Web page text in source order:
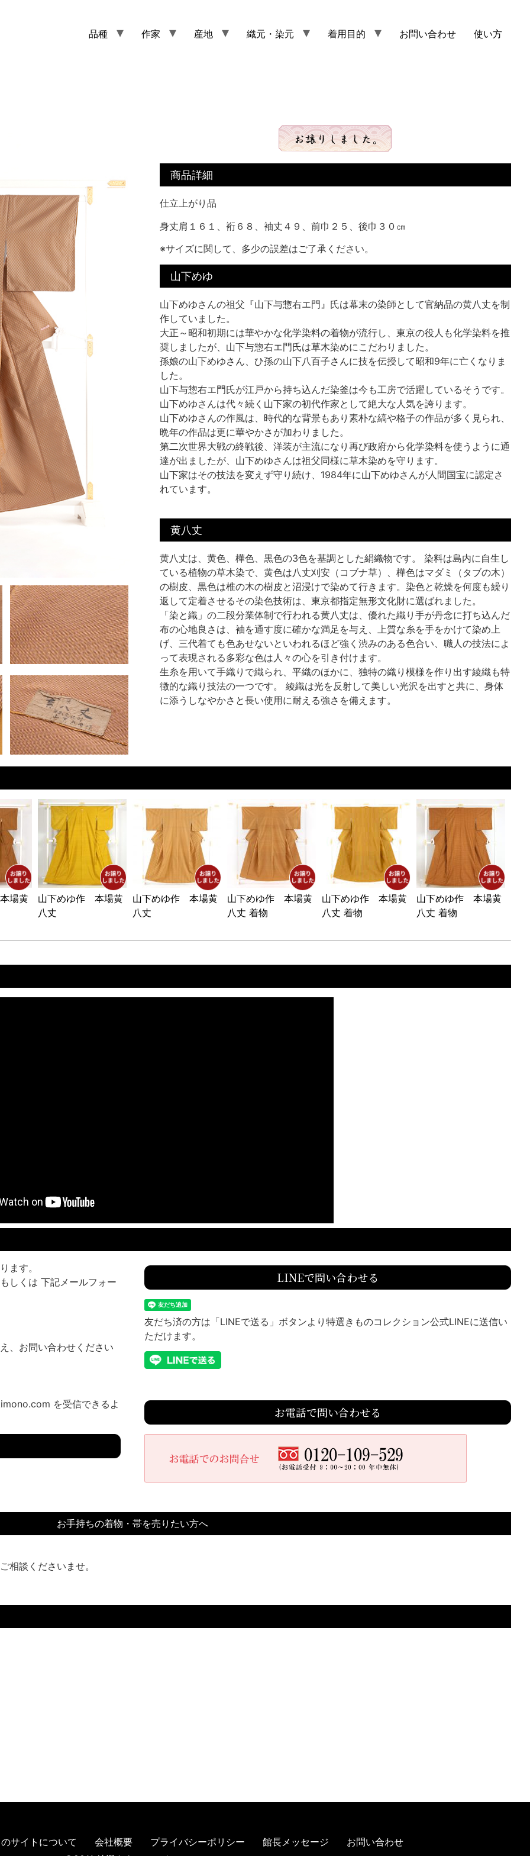
品種 作家 産地 織元・染元 着用目的 お問い合わせ 使い方
商品詳細
仕立上がり品
身丈肩１６１、裄６８、袖丈４９、前巾２５、後巾３０㎝
※サイズに関して、多少の誤差はご了承ください。
山下めゆ
山下めゆさんの祖父『山下与惣右エ門』氏は幕末の染師として官納品の黄八丈を制
作していました。
大正～昭和初期には華やかな化学染料の着物が流行し、東京の役人も化学染料を推
奨しましたが、山下与惣右エ門氏は草木染めにこだわりました。
孫娘の山下めゆさん、ひ孫の山下八百子さんに技を伝授して昭和9年に亡くなりま
した。
山下与惣右エ門氏が江戸から持ち込んだ染釜は今も工房で活躍しているそうです。
山下めゆさんは代々続く山下家の初代作家として絶大な人気を誇ります。
山下めゆさんの作風は、時代的な背景もあり素朴な縞や格子の作品が多く見られ、
晩年の作品は更に華やかさが加わりました。
第二次世界大戦の終戦後、洋装が主流になり再び政府から化学染料を使うように通
達が出ましたが、山下めゆさんは祖父同様に草木染めを守ります。
山下家はその技法を変えず守り続け、1984年に山下めゆさんが人間国宝に認定さ
れています。
黄八丈
黄八丈は、黄色、樺色、黒色の3色を基調とした絹織物です。 染料は島内に自生し
ている植物の草木染で、黄色は八丈刈安（コブナ草）、樺色はマダミ（タブの木）
の樹皮、黒色は椎の木の樹皮と沼浸けで染めて行きます。染色と乾燥を何度も繰り
返して定着させるその染色技術は、東京都指定無形文化財に選ばれました。
「染と織」の二段分業体制で行われる黄八丈は、優れた織り手が丹念に打ち込んだ
布の心地良さは、袖を通す度に確かな満足を与え、上質な糸を手をかけて染め上
げ、三代着ても色あせないといわれるほど強く渋みのある色合い、職人の技法によ
って表現される多彩な色は人々の心を引き付けます。
生糸を用いて手織りで織られ、平織のほかに、独特の織り模様を作り出す綾織も特
徴的な織り技法の一つです。 綾織は光を反射して美しい光沢を出すと共に、身体
に添うしなやかさと長い使用に耐える強さを備えます。
場黄
山下めゆ作 本場黄
八丈
山下めゆ作 本場黄
八丈
山下めゆ作 本場黄
八丈 着物
山下めゆ作 本場黄
八丈 着物
山下めゆ作 本場黄
八丈 着物
ます。
しくは 下記メールフォー
、お問い合わせください
を受信できるよ
LINEで問い合わせる
友だち済の方は「LINEで送る」ボタンより特選きものコレクション公式LINEに送信い
ただけます。
お電話で問い合わせる
お手持ちの着物・帯を売りたい方へ
相談くださいませ。
サイトについて 会社概要 プライバシーポリシー 館長メッセージ
お問い合わせ